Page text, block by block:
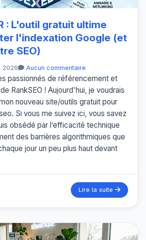
: L'outil gratuit ultime
l'indexation Google (et
SEO)
2026 Aucun commentaire
passionnés de référencement et
RankSEO ! Aujourd'hui, je voudrais
nouveau site/outils gratuit pour
Si vous me suivez ici, vous savez
obsédé par l’efficacité technique
des barrières algorithmiques que
jour un peu plus haut devant
Lire la suite